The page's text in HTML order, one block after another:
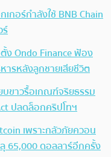
กอร์กำลังใช้ BNB Chain
Ondo Finance ฟ้อง
ารหลังลูกชายเสียชีวิต
บขาวรื้อเกณฑ์จริยธรรม
ปลดล็อกคริปโทฯ
เพราะกลัวภัยควอน
65,000 ดอลลาร์อีกครั้ง